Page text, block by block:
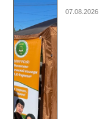
07.08.2026